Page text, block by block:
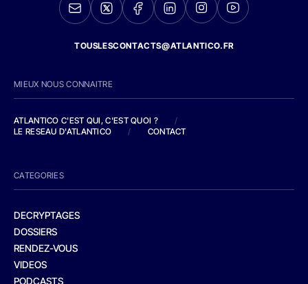
TOUSLESCONTACTS@ATLANTICO.FR
MIEUX NOUS CONNAITRE
ATLANTICO C'EST QUI, C'EST QUOI ?
/
LE RESEAU D'ATLANTICO
/ CONTACT
CATEGORIES
DECRYPTAGES
DOSSIERS
RENDEZ-VOUS
VIDEOS
PODCASTS